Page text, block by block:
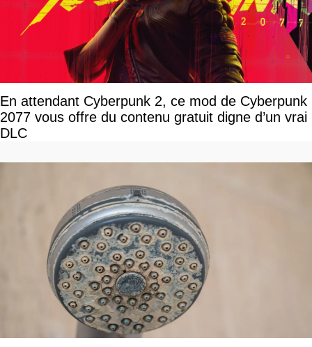
En attendant Cyberpunk 2, ce mod de Cyberpunk
2077 vous offre du contenu gratuit digne d’un vrai
DLC